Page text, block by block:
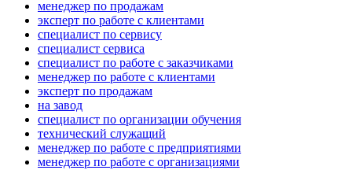
менеджер по продажам
эксперт по работе с клиентами
специалист по сервису
специалист сервиса
специалист по работе с заказчиками
менеджер по работе с клиентами
эксперт по продажам
на завод
специалист по организации обучения
технический служащий
менеджер по работе с предприятиями
менеджер по работе с организациями